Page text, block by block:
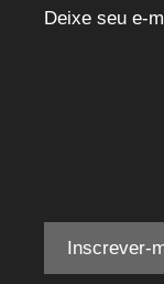
Deixe seu e-